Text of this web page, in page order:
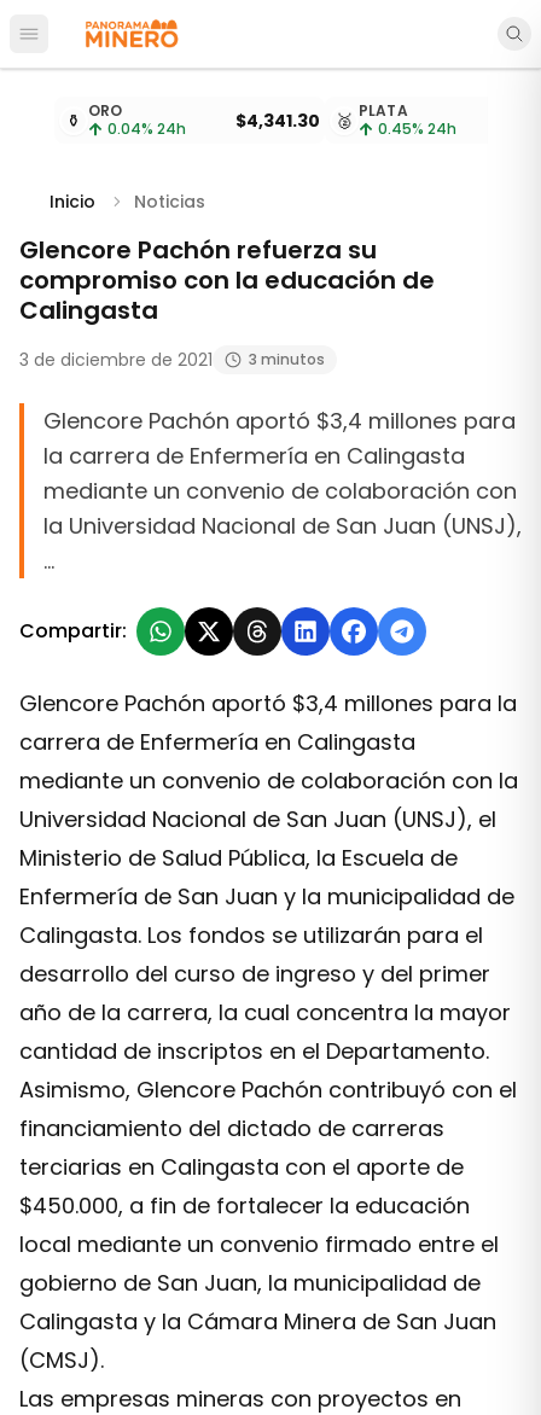
Abrir menú principal
Cotizaciones de metales actualizadas cada 15
⚱️ ORO
0.04% 24h $4,341.30 🥈 PLATA
0.45% 24h
Inicio Noticias
Glencore Pachón refuerza su
compromiso con la educación de
Calingasta
3 de diciembre de 2021 3 minutos
Glencore Pachón aportó $3,4 millones para
la carrera de Enfermería en Calingasta
mediante un convenio de colaboración con
la Universidad Nacional de San Juan (UNSJ),
…
Compartir:
Glencore Pachón aportó $3,4 millones para la
carrera de Enfermería en Calingasta
mediante un convenio de colaboración con la
Universidad Nacional de San Juan (UNSJ), el
Ministerio de Salud Pública, la Escuela de
Enfermería de San Juan y la municipalidad de
Calingasta. Los fondos se utilizarán para el
desarrollo del curso de ingreso y del primer
año de la carrera, la cual concentra la mayor
cantidad de inscriptos en el Departamento.
Asimismo, Glencore Pachón contribuyó con el
financiamiento del dictado de carreras
terciarias en Calingasta con el aporte de
$450.000, a fin de fortalecer la educación
local mediante un convenio firmado entre el
gobierno de San Juan, la municipalidad de
Calingasta y la Cámara Minera de San Juan
(CMSJ).
Las empresas mineras con proyectos en